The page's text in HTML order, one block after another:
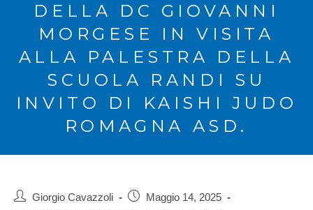
DELLA DC GIOVANNI
MORGESE IN VISITA
ALLA PALESTRA DELLA
SCUOLA RANDI SU
INVITO DI KAISHI JUDO
ROMAGNA ASD.
Giorgio Cavazzoli
Maggio 14, 2025